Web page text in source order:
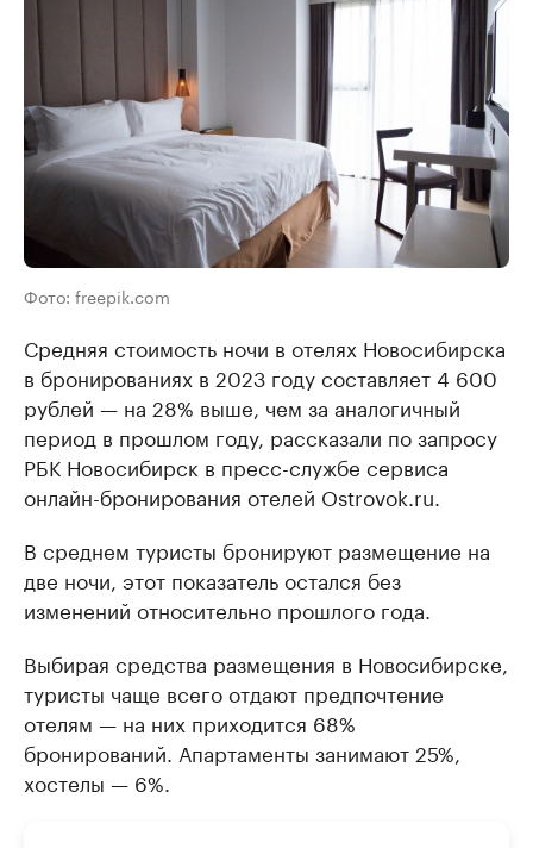
Фото: freepik.com
Средняя стоимость ночи в отелях Новосибирска
в бронированиях в 2023 году составляет 4 600
рублей — на 28% выше, чем за аналогичный
период в прошлом году, рассказали по запросу
РБК Новосибирск в пресс-службе сервиса
онлайн-бронирования отелей Ostrovok.ru.
В среднем туристы бронируют размещение на
две ночи, этот показатель остался без
изменений относительно прошлого года.
Выбирая средства размещения в Новосибирске,
туристы чаще всего отдают предпочтение
отелям — на них приходится 68%
бронирований. Апартаменты занимают 25%,
хостелы — 6%.